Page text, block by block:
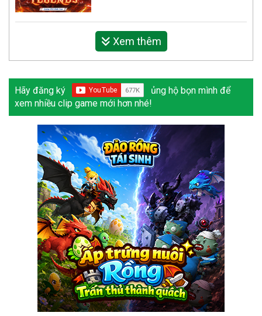
Xem thêm
Hãy đăng ký
ủng hộ bọn mình để
xem nhiều clip game mới hơn nhé!